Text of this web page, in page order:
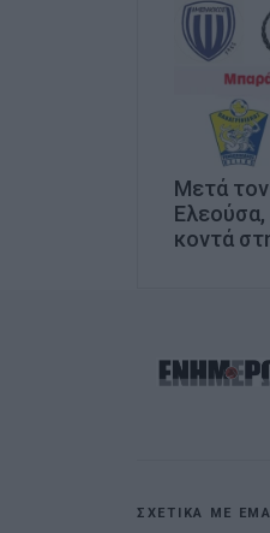
Μετά
Ελεούσα,
κοντά
ΣΧΕΤΙΚΑ ΜΕ